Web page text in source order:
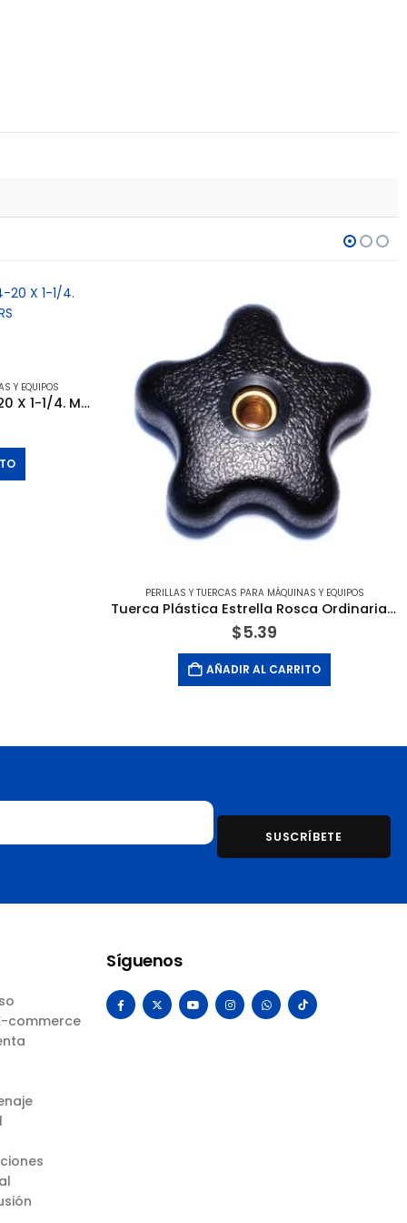
Y EQUIPOS
Bola Plástica Manubrio 1/4-20 X 1-1/4. MIDWEST FASTENERS
PERILLAS Y TUERCAS PARA MÁQUINAS Y EQUIPOS
Tuerca Plástica Estrella Rosca Ordinaria 1/4-20 X 1-1/4. MIDWEST FASTENERS
$5.39
AÑADIR AL CARRITO
commerce
Síguenos